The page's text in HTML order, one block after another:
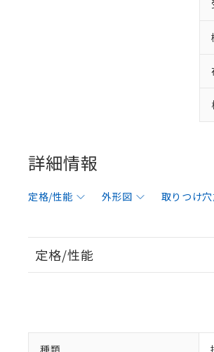
詳細情報
定格/性能 外形図 取りつけ
定格/性能
種類